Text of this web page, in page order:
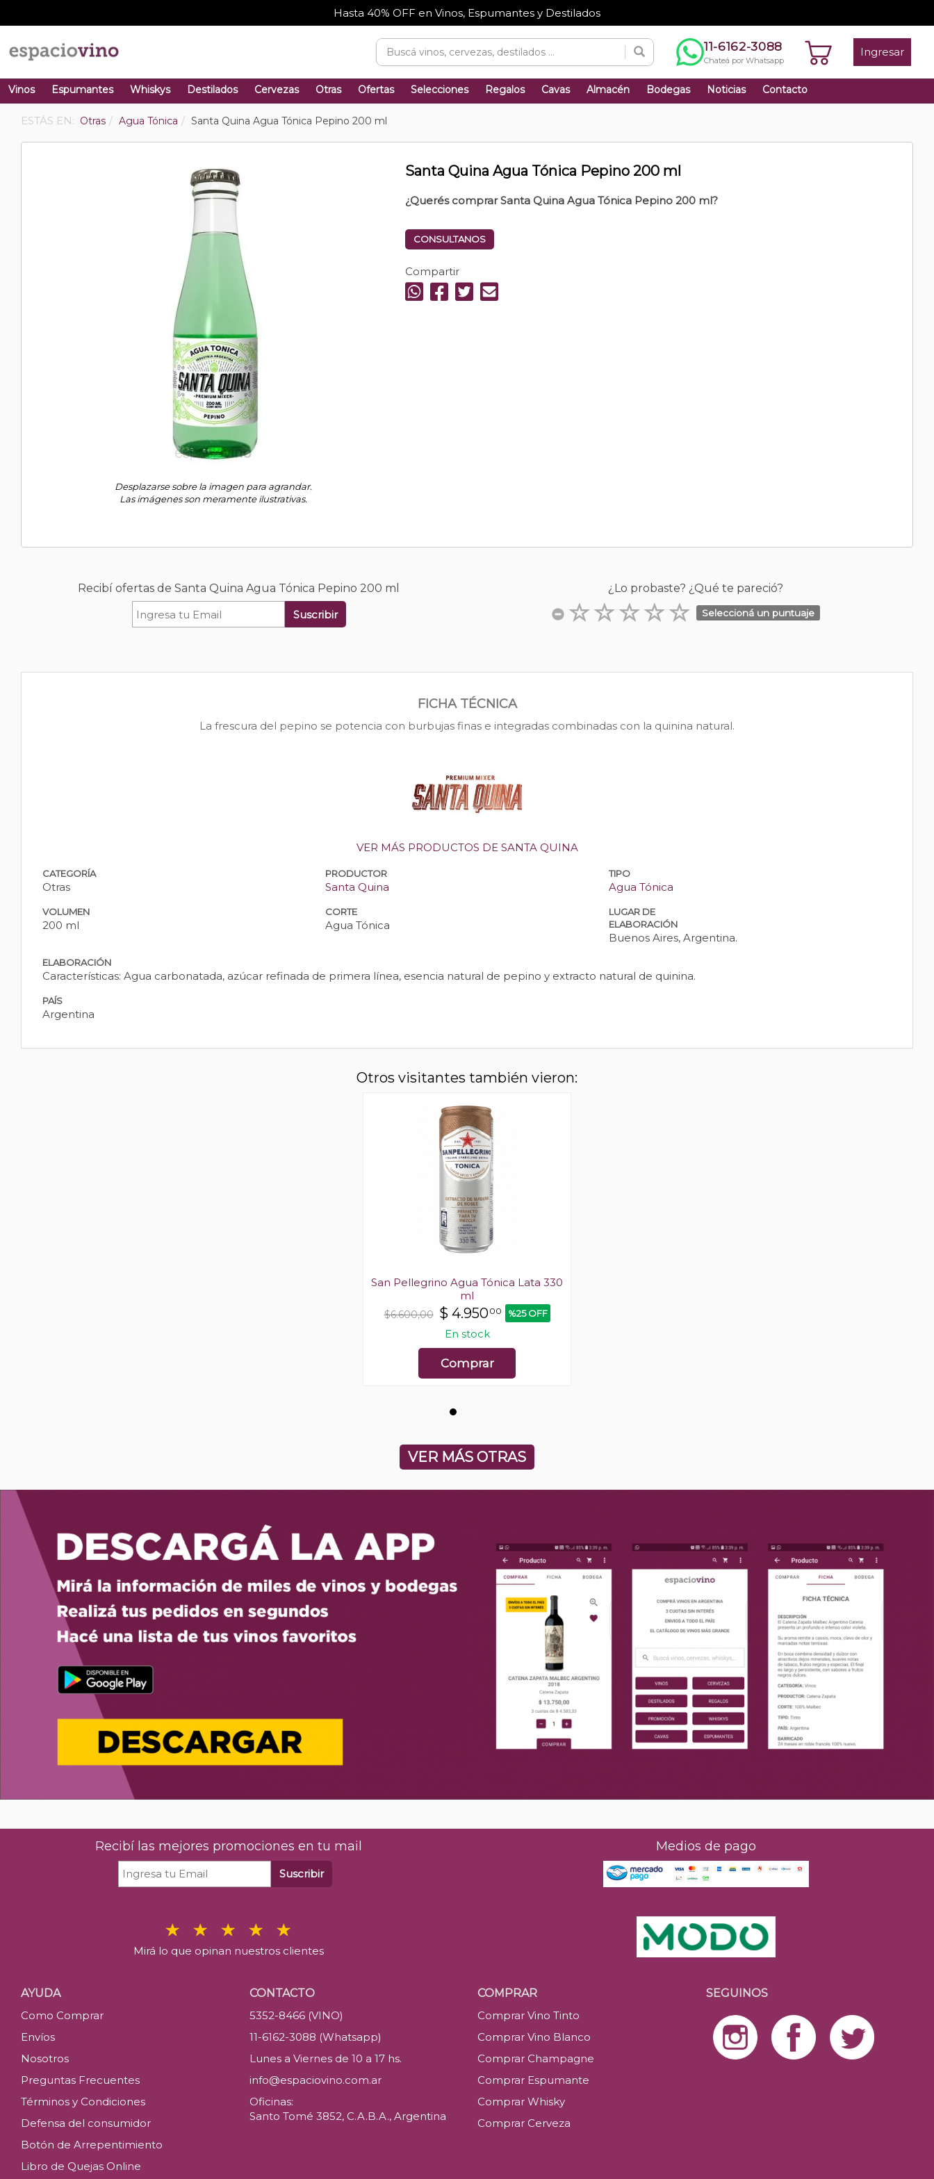
Hasta 40% OFF en Vinos, Espumantes y Destilados
11-6162-3088
Chateá por Whatsapp
Ingresar
Vinos Espumantes Whiskys Destilados Cervezas Otras Ofertas Selecciones Regalos Cavas Almacén Bodegas Noticias Contacto
ESTÁS EN: Otras Agua Tónica Santa Quina Agua Tónica Pepino 200 ml
Desplazarse sobre la imagen para agrandar.
Las imágenes son meramente ilustrativas.
Santa Quina Agua Tónica Pepino 200 ml
¿Querés comprar Santa Quina Agua Tónica Pepino 200 ml?
CONSULTANOS
Compartir
Recibí ofertas de Santa Quina Agua Tónica Pepino 200 ml
Suscribir
¿Lo probaste? ¿Qué te pareció?
Seleccioná un puntuaje
FICHA TÉCNICA
La frescura del pepino se potencia con burbujas finas e integradas combinadas con la quinina natural.
VER MÁS PRODUCTOS DE SANTA QUINA
CATEGORÍA
Otras
PRODUCTOR
Santa Quina
TIPO
Agua Tónica
VOLUMEN
200 ml
CORTE
Agua Tónica
LUGAR DE
ELABORACIÓN
Buenos Aires, Argentina.
ELABORACIÓN
Características: Agua carbonatada, azúcar refinada de primera línea, esencia natural de pepino y extracto natural de quinina.
PAÍS
Argentina
Otros visitantes también vieron:
San Pellegrino Agua Tónica Lata 330
ml
$6.600,00 $ 4.95000 %25 OFF
En stock
Comprar
VER MÁS OTRAS
Recibí las mejores promociones en tu mail
Suscribir
Mirá lo que opinan nuestros clientes
Medios de pago
AYUDA
Como Comprar
Envíos
Nosotros
Preguntas Frecuentes
Términos y Condiciones
Defensa del consumidor
Botón de Arrepentimiento
Libro de Quejas Online
CONTACTO
5352-8466 (VINO)
11-6162-3088 (Whatsapp)
Lunes a Viernes de 10 a 17 hs.
info@espaciovino.com.ar
Oficinas:
Santo Tomé 3852, C.A.B.A., Argentina
COMPRAR
Comprar Vino Tinto
Comprar Vino Blanco
Comprar Champagne
Comprar Espumante
Comprar Whisky
Comprar Cerveza
SEGUINOS